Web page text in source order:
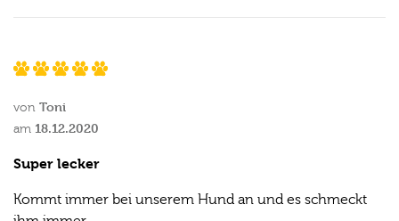
von Toni
am 18.12.2020
Super lecker
Kommt immer bei unserem Hund an und es schmeckt